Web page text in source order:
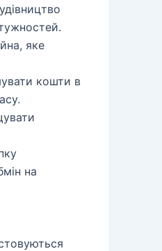
яке
кошти в
на